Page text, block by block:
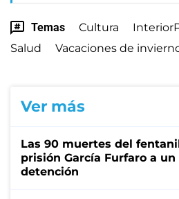
Temas Cultura
Salud
Vacaciones de
Ver más
Las 90 muertes del
prisión García Furfaro a un
detención